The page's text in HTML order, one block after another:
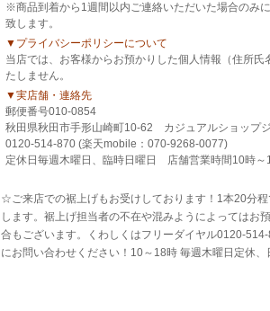
※商品到着から1週間以内ご連絡いただいた場合のみ
致します。
▼プライバシーポリシーについて
当店では、お客様からお預かりした個人情報（住所
たしません。
▼実店舗・連絡先
郵便番号010-0854
秋田県秋田市手形山崎町10-62 カジュアルショップ
0120-514-870 (楽天mobile：070-9268-0077)
定休日毎週木曜日、臨時日曜日 店舗営業時間10時～
☆ご来店での裾上げもお受けしております！1本20分
します。裾上げ担当者の不在や混みようによってはお
合もございます。くわしくはフリーダイヤル0120-
にお問い合わせください！10～18時 毎週木曜日定休、